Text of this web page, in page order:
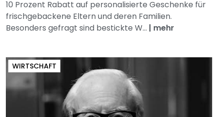
10 Prozent Rabatt auf personalisierte Geschenke für
frischgebackene Eltern und deren Familien.
Besonders gefragt sind bestickte W... | mehr
WIRTSCHAFT